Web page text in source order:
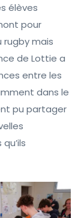
élèves
pour
rugby mais
de Lottie a
entre les
dans le
pu partager